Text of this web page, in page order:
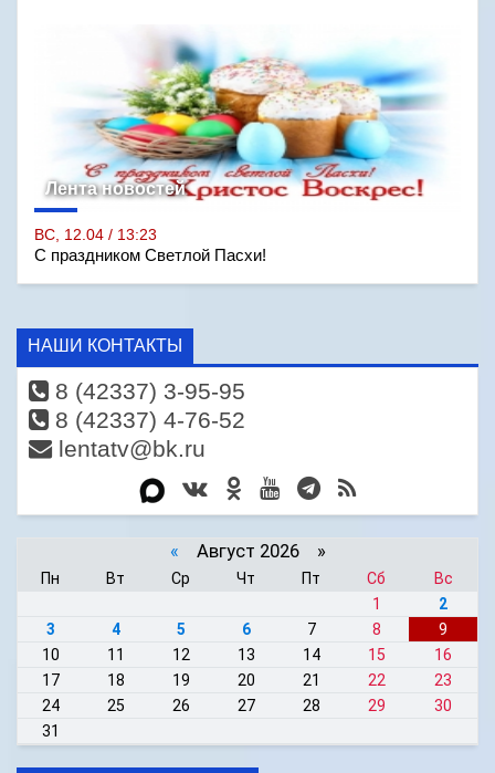
Лента новостей
ВС, 12.04 / 13:23
С праздником Светлой Пасхи!
НАШИ КОНТАКТЫ
8 (42337) 3-95-95
8 (42337) 4-76-52
lentatv@bk.ru
« Август 2026 »
Пн Вт Ср Чт Пт Сб
Вс
1
2
3
4 5 6 7 8
9
10
11 12 13 14 15
16
17
18 19 20 21 22
23
24
25 26 27 28 29
30
31